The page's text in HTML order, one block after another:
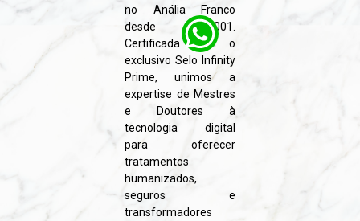
no Anália Franco
desde 2001.
Certificada com o
exclusivo Selo Infinity
Prime, unimos a
expertise de Mestres
e Doutores à
tecnologia digital
para oferecer
tratamentos
humanizados,
seguros e
transformadores